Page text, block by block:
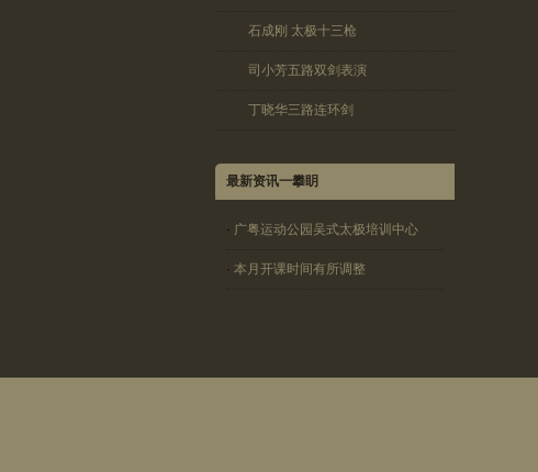
石成刚 太极十三枪
司小芳五路双剑表演
丁晓华三路连环剑
最新资讯一攀眀
· 广粤运动公园吴式太极培训中心
· 本月开课时间有所调整